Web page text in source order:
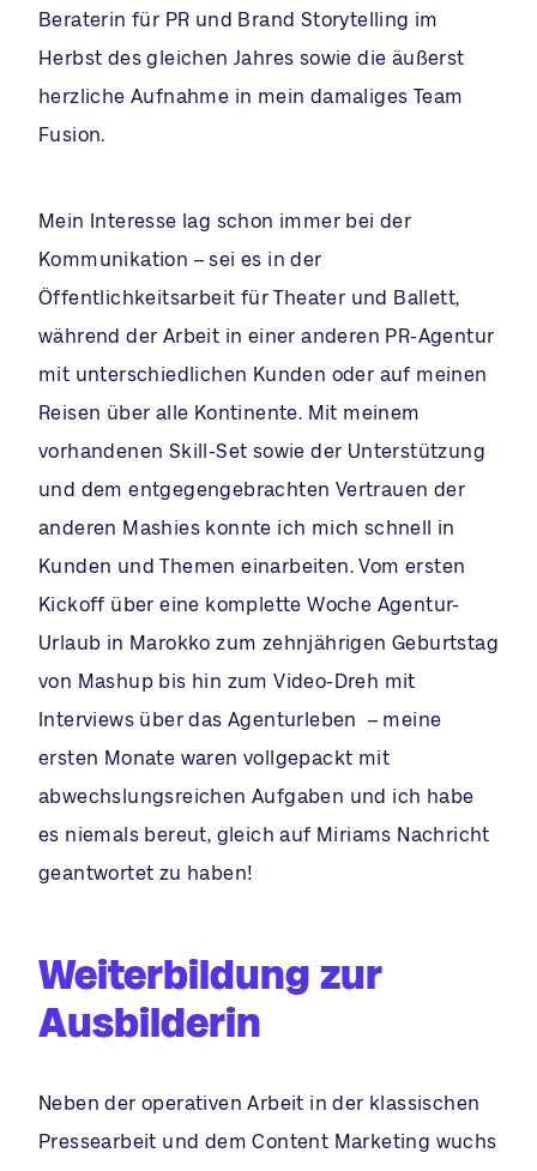
Beraterin für PR und Brand Storytelling im
Herbst des gleichen Jahres sowie die äußerst
herzliche Aufnahme in mein damaliges Team
Fusion.
Mein Interesse lag schon immer bei der
Kommunikation – sei es in der
Öffentlichkeitsarbeit für Theater und Ballett,
während der Arbeit in einer anderen PR-Agentur
mit unterschiedlichen Kunden oder auf meinen
Reisen über alle Kontinente. Mit meinem
vorhandenen Skill-Set sowie der Unterstützung
und dem entgegengebrachten Vertrauen der
anderen Mashies konnte ich mich schnell in
Kunden und Themen einarbeiten. Vom ersten
Kickoff über eine komplette Woche Agentur-
Urlaub in Marokko zum zehnjährigen Geburtstag
von Mashup bis hin zum Video-Dreh mit
Interviews über das Agenturleben – meine
ersten Monate waren vollgepackt mit
abwechslungsreichen Aufgaben und ich habe
es niemals bereut, gleich auf Miriams Nachricht
geantwortet zu haben!
Weiterbildung zur
Ausbilderin
Neben der operativen Arbeit in der klassischen
Pressearbeit und dem Content Marketing wuchs